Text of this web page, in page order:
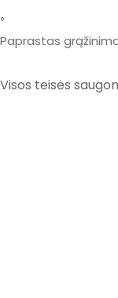
◦
Paprastas
Visos teisės